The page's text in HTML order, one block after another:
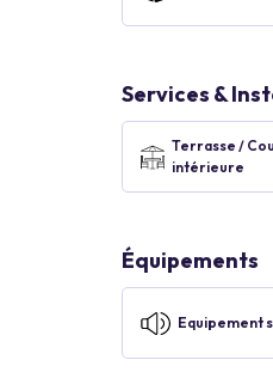
Services &
Terrasse /
intérieure
Équipements
Equipement